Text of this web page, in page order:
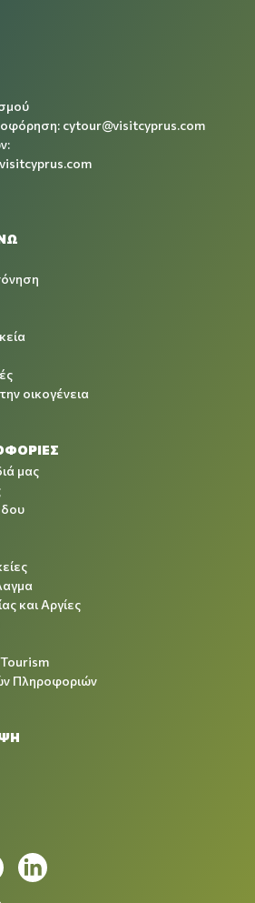
cytour@visitcyprus.com
οικογένεια
μας
και Αργίες
Πληροφοριών